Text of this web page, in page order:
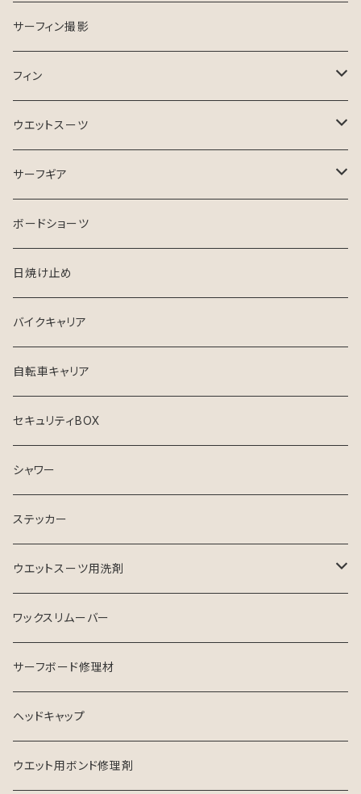
ESSENCE SURFBOARD
ASB SURfBOARD
サーフガイド
サーフィン撮影
フィン
FCS Ⅱ
FinsOut
フューチャータブ
ウエットスーツ
HURLEY ウエットスーツ
2024 SPRING SUMMER
BGZウエットスーツ
USED ウエットスーツ
VISSLA
サーフギア
リーシュコード
FCS
クリエイチャーズ
デッキパッチ
サーフボードケース
ボードショーツ
日焼け止め
バイクキャリア
自転車キャリア
セキュリティBOX
シャワー
ステッカー
ウエットスーツ用洗剤
シャンプー
ソフナー
ワックスリムーバー
サーフボード修理材
ヘッドキャップ
ウエット用ボンド修理剤